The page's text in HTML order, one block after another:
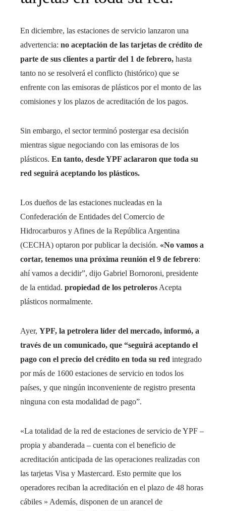
En diciembre, las estaciones de servicio lanzaron una
advertencia: no aceptación de las tarjetas de crédito de
parte de sus clientes a partir del 1 de febrero, hasta
tanto no se resolverá el conflicto (histórico) que se
enfrente con las emisoras de plásticos por el monto de las
comisiones y los plazos de acreditación de los pagos.
Sin embargo, el sector terminó postergar esa decisión
mientras sigue negociando con las emisoras de los
plásticos. En tanto, desde YPF aclararon que toda su
red seguirá aceptando los plásticos.
Los dueños de las estaciones nucleadas en la
Confederación de Entidades del Comercio de
Hidrocarburos y Afines de la República Argentina
(CECHA) optaron por publicar la decisión. «No vamos a
cortar, tenemos una próxima reunión el 9 de febrero:
ahí vamos a decidir”, dijo Gabriel Bornoroni, presidente
de la entidad. propiedad de los petroleros Acepta
plásticos normalmente.
Ayer, YPF, la petrolera líder del mercado, informó, a
través de un comunicado, que “seguirá aceptando el
pago con el precio del crédito en toda su red integrado
por más de 1600 estaciones de servicio en todos los
países, y que ningún inconveniente de registro presenta
ninguna con esta modalidad de pago”.
«La totalidad de la red de estaciones de servicio de YPF –
propia y abanderada – cuenta con el beneficio de
acreditación anticipada de las operaciones realizadas con
las tarjetas Visa y Mastercard. Esto permite que los
operadores reciban la acreditación en el plazo de 48 horas
cábiles » Además, disponen de un arancel de